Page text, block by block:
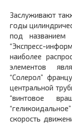
Заслуживают
годы
под названием
“Экспресс-
наиболее
элементов
“Солерол”
центральной
“винтовое
скорость